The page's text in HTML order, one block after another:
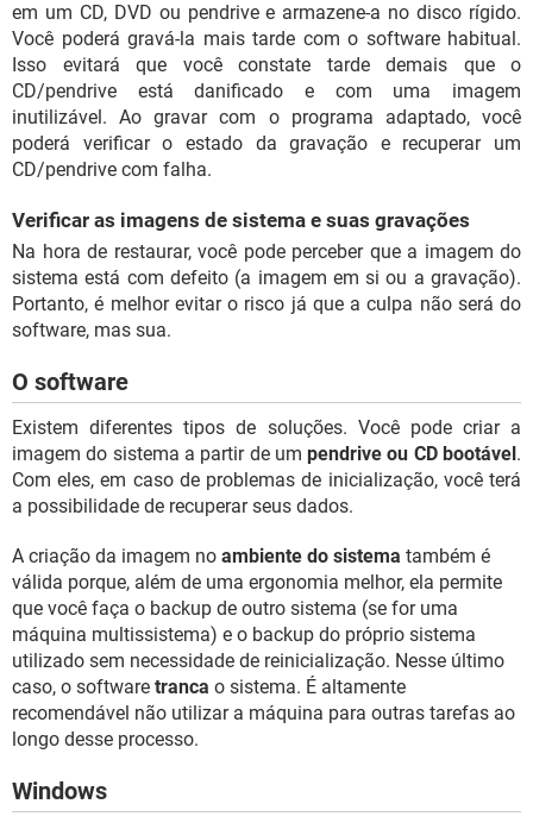
em um CD, DVD ou pendrive e armazene-a no disco rígido.
Você poderá gravá-la mais tarde com o software habitual.
Isso evitará que você constate tarde demais que o
CD/pendrive está danificado e com uma imagem
inutilizável. Ao gravar com o programa adaptado, você
poderá verificar o estado da gravação e recuperar um
CD/pendrive com falha.
Verificar as imagens de sistema e suas gravações
Na hora de restaurar, você pode perceber que a imagem do
sistema está com defeito (a imagem em si ou a gravação).
Portanto, é melhor evitar o risco já que a culpa não será do
software, mas sua.
O software
Existem diferentes tipos de soluções. Você pode criar a
imagem do sistema a partir de umpendrive ou CD bootável.
Com eles, em caso de problemas de inicialização, você terá
a possibilidade de recuperar seus dados.
A criação da imagem no ambiente do sistema também é
válida porque, além de uma ergonomia melhor, ela permite
que você faça o backup de outro sistema (se for uma
máquina multissistema) e o backup do próprio sistema
utilizado sem necessidade de reinicialização. Nesse último
caso, o software tranca o sistema. É altamente
recomendável não utilizar a máquina para outras tarefas ao
longo desse processo.
Windows